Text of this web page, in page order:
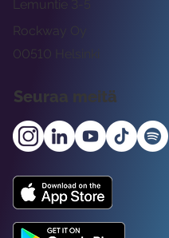
Rockway Oy
Lemuntie 3-5
00510 Helsinki
Seuraa meitä